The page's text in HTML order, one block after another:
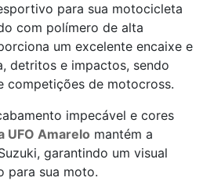
para sua motocicleta
com polímero de alta
um excelente encaixe e
detritos e impactos, sendo
competições de motocross.
impecável e cores
UFO Amarelo mantém a
garantindo um visual
para sua moto.